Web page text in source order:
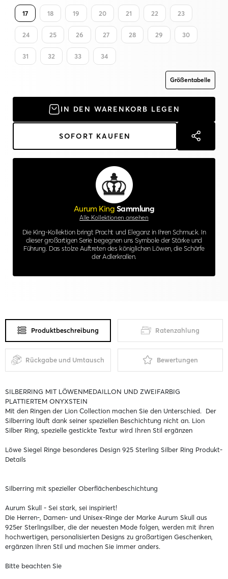
17 18 19 20 21 22 23
24 25 26 27 28 29 30
31 32 33 34
Größentabelle
IN DEN WARENKORB LEGEN
SOFORT KAUFEN
Aurum King Sammlung
Alle Kollektionen ansehen
Die King-Kollektion bringt Pracht und Eleganz in Ihren Schmuck. In
dieser großartigen Serie begegnen uns Symbole der Stärke und
Führung. Das stolze Auftreten des königlichen Löwen, die Schärfe
der Adlerkrallen.
Produktbeschreibung Ratenzahlung
Rückgabe und Umtausch Bewertungen
SILBERRING MIT LÖWENMEDAILLON UND ZWEIFARBIG
PLATTIERTEM ONYXSTEIN
Mit den Ringen der Lion Collection machen Sie den Unterschied. Der
Silberring läuft dank seiner speziellen Beschichtung nicht an. Lion
Silber Ring, spezielle gestickte Textur wird Ihren Stil ergänzen
Löwe Siegel Ringe besonderes Design 925 Sterling Silber Ring Produkt-
Details
Silberring mit spezieller Oberflächenbeschichtung
Aurum Skull - Sei stark, sei inspiriert!
Die Herren-, Damen- und Unisex-Ringe der Marke Aurum Skull aus
925er Sterlingsilber, die der neuesten Mode folgen, werden mit ihren
hochwertigen, personalisierten Designs zu großartigen Geschenken,
ergänzen Ihren Stil und machen Sie immer anders.
Bitte beachten Sie